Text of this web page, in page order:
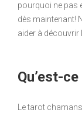
pourquoi ne pas
dès maintenant!
aider à découvrir
Qu’est-
Le tarot